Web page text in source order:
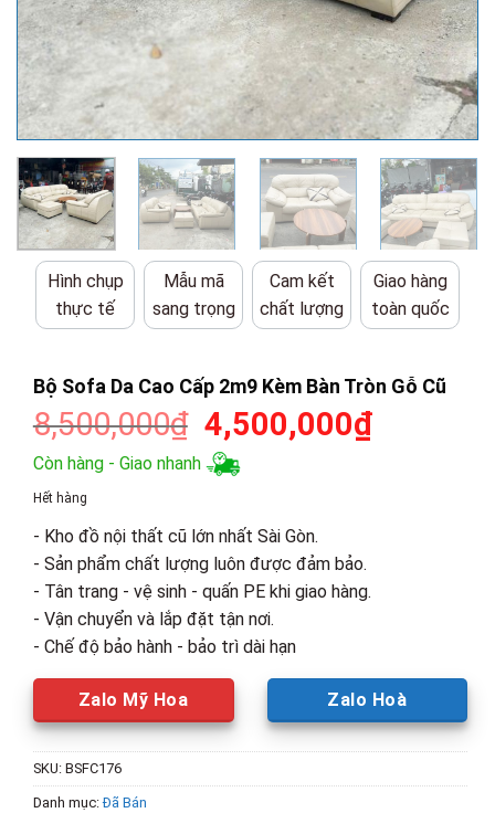
Hình chụp
thực tế
Mẫu mã
sang trọng
Cam kết
chất lượng
Giao hàng
toàn quốc
Bộ Sofa Da Cao Cấp 2m9 Kèm Bàn Tròn Gỗ Cũ
8,500,000₫ Giá
gốc
là:
4,500,000₫Giá
Còn hàng - Giao nhanh
Hết hàng
- Kho đồ nội thất cũ lớn nhất Sài Gòn.
- Sản phẩm chất lượng luôn được đảm bảo.
- Tân trang - vệ sinh - quấn PE khi giao hàng.
- Vận chuyển và lắp đặt tận nơi.
- Chế độ bảo hành - bảo trì dài hạn
Zalo Mỹ Hoa Zalo Hoà
SKU: BSFC176
Danh mục:Đã Bán